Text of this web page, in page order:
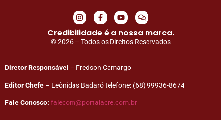
Credibilidade é a nossa marca.
© 2026 – Todos os Direitos Reservados
Diretor Responsável – Fredson Camargo
Editor Chefe – Leônidas Badaró telefone: (68) 99936-8674
Fale Conosco: falecom@portalacre.com.br